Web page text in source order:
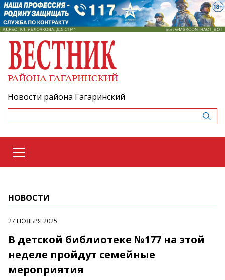
Новости района Гагаринский
НОВОСТИ
27 НОЯБРЯ 2025
В детской библиотеке №177 на этой
неделе пройдут семейные
мероприятия